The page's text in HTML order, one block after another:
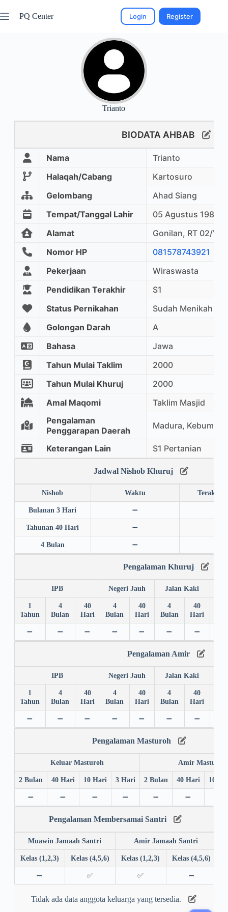
PQ Center Login Register
Trianto
BIODATA AHBAB
Nama
Trianto
Halaqah/Cabang
Kartosuro
Gelombang
Ahad Siang
Tempat/Tanggal Lahir
05 Agustus 1981
Alamat
Gonilan, RT 02/V,
Nomor HP
081578743921
Pekerjaan
Wiraswasta
Pendidikan Terakhir
S1
Status Pernikahan
Sudah Menikah
Golongan Darah
A
Bahasa
Jawa
Tahun Mulai Taklim
2000
Tahun Mulai Khuruj
2000
Amal Maqomi
Taklim Masjid
Pengalaman
Penggarapan Daerah
Madura, Kebumen
Keterangan Lain S1 Pertanian
Jadwal Nishob Khuruj
Nishob Waktu Terakhir
Bulanan 3 Hari ➖
Tahunan 40 Hari ➖
4 Bulan ➖
Pengalaman Khuruj
IPB Negeri Jauh Jalan Kaki
1
Tahun
4
Bulan
40
Hari
4
Bulan
40
Hari
4
Bulan
40
Hari
➖ ➖ ➖ ➖ ➖ ➖ ➖
Pengalaman Amir
IPB Negeri Jauh Jalan Kaki
1
Tahun
4
Bulan
40
Hari
4
Bulan
40
Hari
4
Bulan
40
Hari
➖ ➖ ➖ ➖ ➖ ➖ ➖
Pengalaman Masturoh
Keluar Masturoh Amir Masturoh
2 Bulan 40 Hari 10 Hari 3 Hari 2 Bulan 40 Hari 10
➖ ➖ ➖ ➖ ➖ ➖
Pengalaman Membersamai Santri
Muawin Jamaah Santri Amir Jamaah Santri
Kelas (1,2,3) Kelas (4,5,6) Kelas (1,2,3) Kelas (4,5,6)
➖ ✅ ✅ ➖
Tidak ada data anggota keluarga yang tersedia.